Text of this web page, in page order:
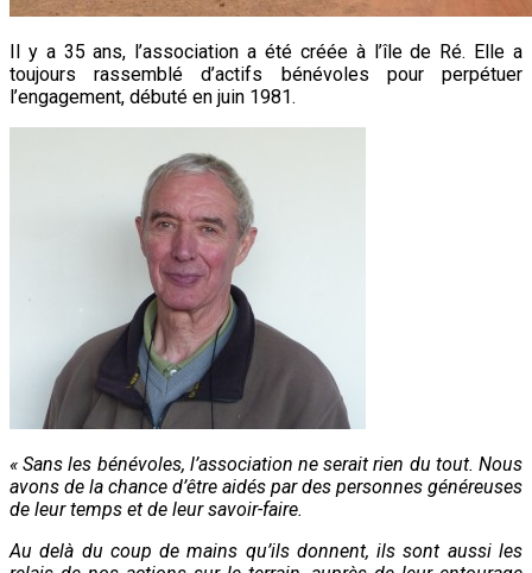
Il y a 35 ans, l’association a été créée à l’île de Ré. Elle a
toujours rassemblé d’actifs bénévoles pour perpétuer
l’engagement, débuté en juin 1981.
« Sans les bénévoles, l’association ne serait rien du tout. Nous
avons de la chance d’être aidés par des personnes généreuses
de leur temps et de leur savoir-faire.
Au delà du coup de mains qu’ils donnent, ils sont aussi les